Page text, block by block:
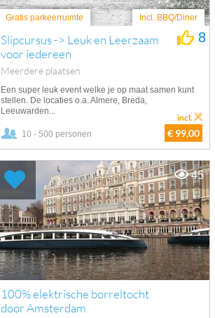
Gratis parkeerruimte Incl. BBQ/Diner
Slipcursus -> Leuk en Leerzaam
voor iedereen
Meerdere plaatsen
8
Een super leuk event welke je op maat samen kunt
stellen. De locaties o.a. Almere, Breda,
Leeuwarden...
10 - 500 personen € 99,00
incl.
100% elektrische borreltocht
door Amsterdam
45